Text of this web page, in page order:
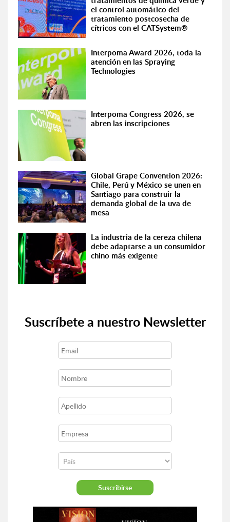
el control automático del
tratamiento postcosecha de
cítricos con el CATSystem®
Interpoma Award 2026, toda la
atención en las Spraying
Technologies
Interpoma Congress 2026, se
abren las inscripciones
Global Grape Convention 2026:
Chile, Perú y México se unen en
Santiago para construir la
demanda global de la uva de
mesa
La industria de la cereza chilena
debe adaptarse a un consumidor
chino más exigente
Suscríbete a nuestro Newsletter